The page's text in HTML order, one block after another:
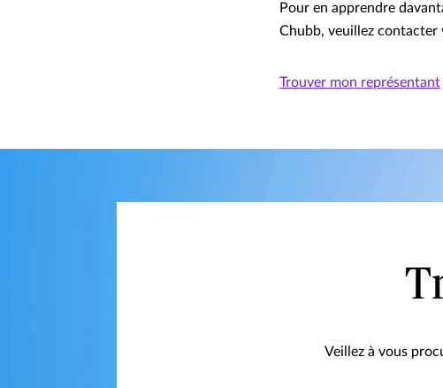
Pour en apprendre
Chubb, veuillez contacter
Trouver mon représentant
Veillez à vous